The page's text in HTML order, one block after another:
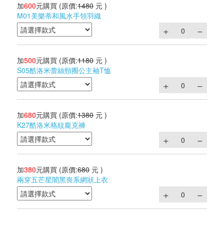
加600元購買 (原價:1480 元 )
M01美樂蒂和風水手領羽織
加500元購買 (原價:1180 元 )
S05酷洛米蕾絲頸圈公主袖T恤
加680元購買 (原價:1380 元 )
K27酷洛米格紋龐克褲
加380元購買 (原價:680 元 )
兩穿五芒星闇黑喪系網狀上衣